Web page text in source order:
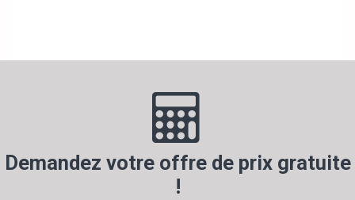
Demandez votre offre de prix gratuite
!